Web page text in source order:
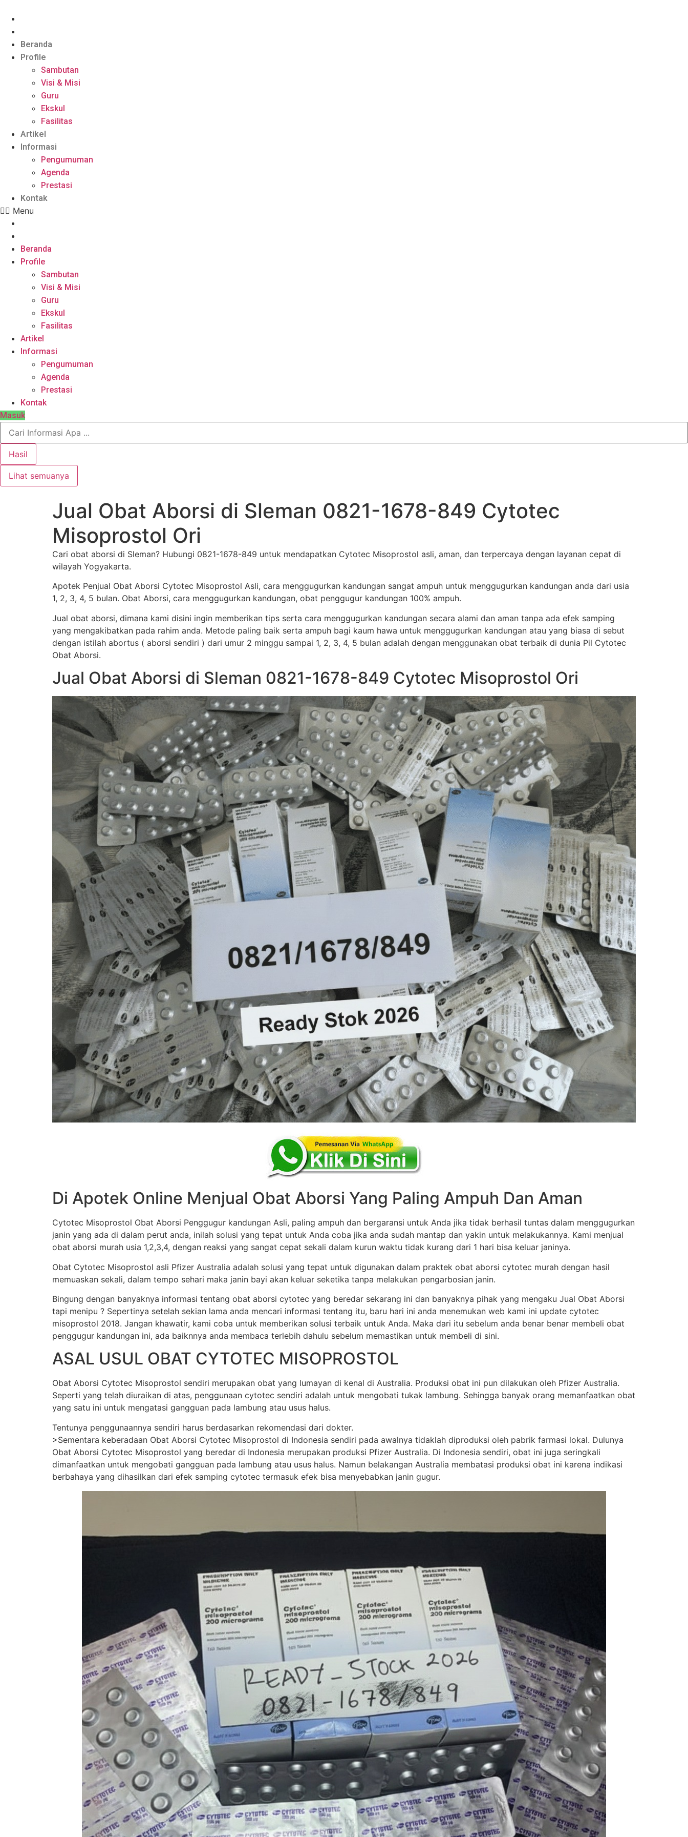
content
Beranda
Profile
Sambutan
Visi & Misi
Guru
Ekskul
Fasilitas
Artikel
Informasi
Pengumuman
Agenda
Prestasi
Kontak
Menu
Beranda
Profile
Sambutan
Visi & Misi
Guru
Ekskul
Fasilitas
Artikel
Informasi
Pengumuman
Agenda
Prestasi
Kontak
Masuk
Search
Hasil
Lihat semuanya
Jual Obat Aborsi di Sleman 0821-1678-849 Cytotec
Misoprostol Ori
Cari obat aborsi di Sleman? Hubungi 0821-1678-849 untuk mendapatkan Cytotec Misoprostol asli, aman, dan terpercaya dengan layanan cepat di
wilayah Yogyakarta.
Apotek Penjual Obat Aborsi Cytotec Misoprostol Asli, cara menggugurkan kandungan sangat ampuh untuk menggugurkan kandungan anda dari usia
1, 2, 3, 4, 5 bulan. Obat Aborsi, cara menggugurkan kandungan, obat penggugur kandungan 100% ampuh.
Jual obat aborsi, dimana kami disini ingin memberikan tips serta cara menggugurkan kandungan secara alami dan aman tanpa ada efek samping
yang mengakibatkan pada rahim anda. Metode paling baik serta ampuh bagi kaum hawa untuk menggugurkan kandungan atau yang biasa di sebut
dengan istilah abortus ( aborsi sendiri ) dari umur 2 minggu sampai 1, 2, 3, 4, 5 bulan adalah dengan menggunakan obat terbaik di dunia Pil Cytotec
Obat Aborsi.
Jual Obat Aborsi di Sleman 0821-1678-849 Cytotec Misoprostol Ori
Di Apotek Online Menjual Obat Aborsi Yang Paling Ampuh Dan Aman
Cytotec Misoprostol Obat Aborsi Penggugur kandungan Asli, paling ampuh dan bergaransi untuk Anda jika tidak berhasil tuntas dalam menggugurkan
janin yang ada di dalam perut anda, inilah solusi yang tepat untuk Anda coba jika anda sudah mantap dan yakin untuk melakukannya. Kami menjual
obat aborsi murah usia 1,2,3,4, dengan reaksi yang sangat cepat sekali dalam kurun waktu tidak kurang dari 1 hari bisa keluar janinya.
Obat Cytotec Misoprostol asli Pfizer Australia adalah solusi yang tepat untuk digunakan dalam praktek obat aborsi cytotec murah dengan hasil
memuaskan sekali, dalam tempo sehari maka janin bayi akan keluar seketika tanpa melakukan pengarbosian janin.
Bingung dengan banyaknya informasi tentang obat aborsi cytotec yang beredar sekarang ini dan banyaknya pihak yang mengaku Jual Obat Aborsi
tapi menipu ? Sepertinya setelah sekian lama anda mencari informasi tentang itu, baru hari ini anda menemukan web kami ini update cytotec
misoprostol 2018. Jangan khawatir, kami coba untuk memberikan solusi terbaik untuk Anda. Maka dari itu sebelum anda benar benar membeli obat
penggugur kandungan ini, ada baiknnya anda membaca terlebih dahulu sebelum memastikan untuk membeli di sini.
ASAL USUL OBAT CYTOTEC MISOPROSTOL
Obat Aborsi Cytotec Misoprostol sendiri merupakan obat yang lumayan di kenal di Australia. Produksi obat ini pun dilakukan oleh Pfizer Australia.
Seperti yang telah diuraikan di atas, penggunaan cytotec sendiri adalah untuk mengobati tukak lambung. Sehingga banyak orang memanfaatkan obat
yang satu ini untuk mengatasi gangguan pada lambung atau usus halus.
Tentunya penggunaannya sendiri harus berdasarkan rekomendasi dari dokter.
>Sementara keberadaan Obat Aborsi Cytotec Misoprostol di Indonesia sendiri pada awalnya tidaklah diproduksi oleh pabrik farmasi lokal. Dulunya
Obat Aborsi Cytotec Misoprostol yang beredar di Indonesia merupakan produksi Pfizer Australia. Di Indonesia sendiri, obat ini juga seringkali
dimanfaatkan untuk mengobati gangguan pada lambung atau usus halus. Namun belakangan Australia membatasi produksi obat ini karena indikasi
berbahaya yang dihasilkan dari efek samping cytotec termasuk efek bisa menyebabkan janin gugur.